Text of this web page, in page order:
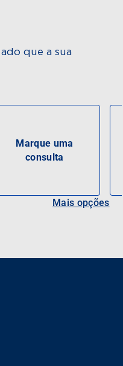
que a sua
Marque uma
consulta
Mais opções